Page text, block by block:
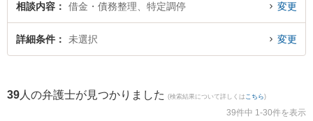
どが注目されています。『石川県で土日や夜間に発生した特定調停のトラブル
を今すぐに弁護士に相談したい』『特定調停のトラブル解決の実績豊富な近く
の弁護士を検索したい』『初回相談無料で特定調停を法律相談できる石川県内
相談内容 借金・債務整理、特定調停 変更
詳細条件 未選択 変更
39 人の弁護士が見つかりました (検索結果について詳しくは こちら)
39件中 1-30件を表示